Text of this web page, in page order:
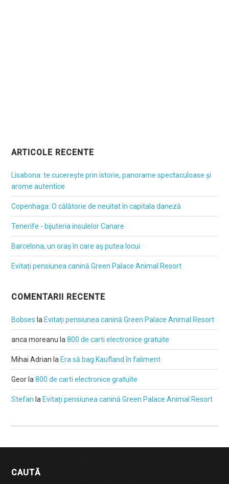
ARTICOLE RECENTE
Lisabona: te cucerește prin istorie, panorame spectaculoase și
arome autentice
Copenhaga: O călătorie de neuitat în capitala daneză
Tenerife - bijuteria insulelor Canare
Barcelona, un oraș în care aș putea locui
Evitați pensiunea canină Green Palace Animal Resort
COMENTARII RECENTE
Bobses la Evitați pensiunea canină Green Palace Animal Resort
anca moreanu la800 de carti electronice gratuite
Mihai Adrian la Era să bag Kaufland în faliment
Geor la800 de carti electronice gratuite
Stefan la Evitați pensiunea canină Green Palace Animal Resort
CAUTĂ